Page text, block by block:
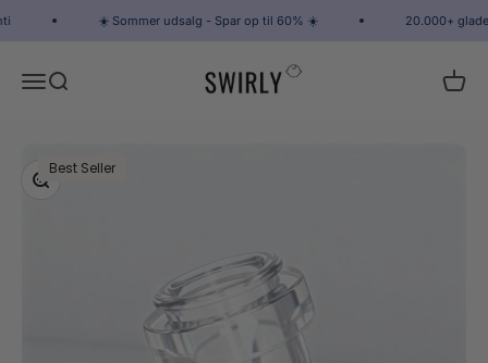
☀️ Sommer udsalg - Spar op til 60% ☀️ 20.000+
Åbn navigationsmenu
Åbn søgefunktion
Åbn
Best Seller
Zoom